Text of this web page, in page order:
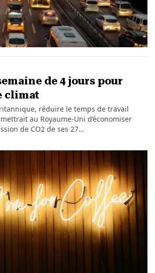
de 4 jours pour
climat
réduire le temps de travail
au Royaume-Uni d’économiser
de CO2 de ses 27…